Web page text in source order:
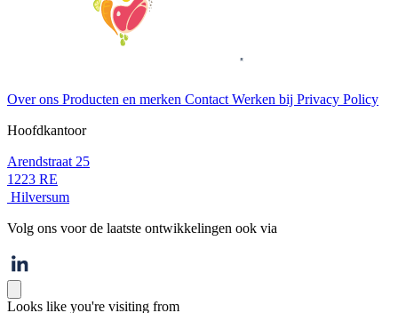
Over ons Producten en merken ContactWerken bij Privacy Policy
Hoofdkantoor
Arendstraat 25
1223 RE
Hilversum
Volg ons voor de laatste ontwikkelingen ook via
Looks like you're visiting from